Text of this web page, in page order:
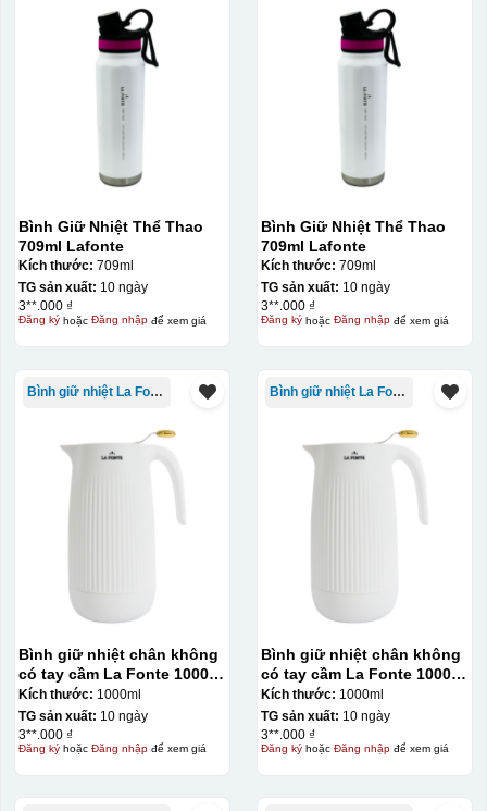
Bình Giữ Nhiệt Thể Thao
709ml Lafonte
Kích thước: 709ml
TG sản xuất: 10 ngày
3**.000 ₫
Đăng kýhoặc Đăng nhậpđể xem giá
Bình Giữ Nhiệt Thể Thao
709ml Lafonte
Kích thước: 709ml
TG sản xuất: 10 ngày
3**.000 ₫
Đăng kýhoặc Đăng nhậpđể xem giá
Bình giữ nhiệt La Fonte
Bình giữ nhiệt chân không
có tay cầm La Fonte 1000ml
– 011655
Kích thước: 1000ml
TG sản xuất: 10 ngày
3**.000 ₫
Đăng kýhoặc Đăng nhậpđể xem giá
Bình giữ nhiệt La Fonte
Bình giữ nhiệt chân không
có tay cầm La Fonte 1000ml
– 011655
Kích thước: 1000ml
TG sản xuất: 10 ngày
3**.000 ₫
Đăng kýhoặc Đăng nhậpđể xem giá